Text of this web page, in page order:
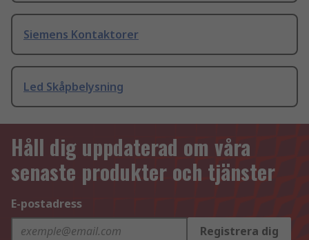
Siemens Kontaktorer
Led Skåpbelysning
Håll dig uppdaterad om våra
senaste produkter och tjänster
E-postadress
Registrera dig